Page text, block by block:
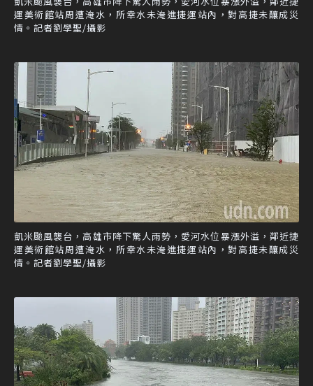
運美術館站周遭淹水，所幸水未淹進捷運站內，對高捷未釀成災
情。記者劉學聖/攝影
凱米颱風襲台，高雄市降下驚人雨勢，愛河水位暴漲外溢，鄰近捷
運美術館站周遭淹水，所幸水未淹進捷運站內，對高捷未釀成災
情。記者劉學聖/攝影